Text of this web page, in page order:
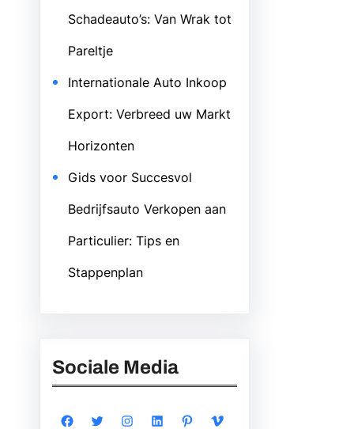
Schadeauto’s: Van Wrak tot
Pareltje
Internationale Auto Inkoop
Export: Verbreed uw Markt
Horizonten
Gids voor Succesvol
Bedrijfsauto Verkopen aan
Particulier: Tips en
Stappenplan
Sociale Media
Facebook Twitter Instagram LinkedIn Pinterest
Vimeo